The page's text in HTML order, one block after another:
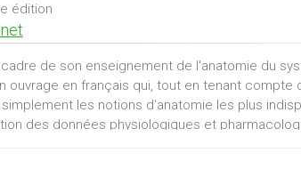
édition
cadre de son enseignement de l'anatomie du
ouvrage en français qui, tout en tenant
les notions d'anatomie les plus
des données physiologiques et